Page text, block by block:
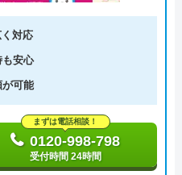
対応
も安心
可能
まずは電話相談！
0120-998-798
受付時間 24時間